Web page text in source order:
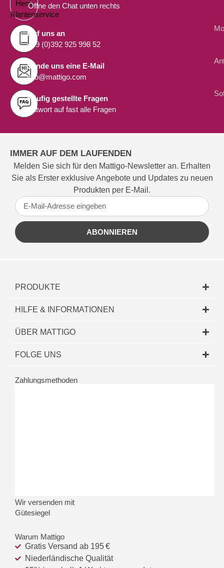
Öffne den Chat unten rechts
Ruf uns an
+49 (0)392 925 998 52
Sende uns eine E-Mail
info@mattigo.com
Häufig gestellte Fragen
Antwort auf fast alle Fragen
IMMER AUF DEM LAUFENDEN
Melden Sie sich für den Mattigo-Newsletter an. Erhalten
Sie als Erster exklusive Angebote und Updates zu neuen
Produkten per E-Mail.
ABONNIEREN
PRODUKTE
HILFE & INFORMATIONEN
ÜBER MATTIGO
FOLGE UNS
Zahlungsmethoden
Wir versenden mit
Gütesiegel
Warum Mattigo
Gratis Versand ab 195 €
Niederländische Qualität